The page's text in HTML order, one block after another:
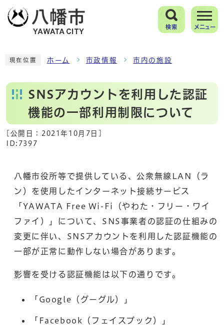
検索 メニュー
現在位置 ホーム 市政情報 市内の施設
SNSアカウントを利用した認証
機能の一部利用制限について
[公開日： 2021年10月7日
ID:7397
八幡市役所等で提供している、公衆無線LAN（ラ
ン）を使用したインターネット接続サービス
「YAWATA Free Wi-Fi（やわた・フリー・ワイ
ファイ）」について、SNS事業者の認証の仕組みの
変更に伴い、SNSアカウントを利用した認証機能の
一部が正常に動作しない場合があります。
影響を受ける認証機能は以下の通りです。
「Google（グーグル）」
「Facebook（フェイスブック）」